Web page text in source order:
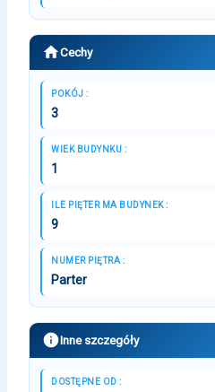
Cechy
POKÓJ :
3
WIEK BUDYNKU :
1
ILE PIĘTER MA BUDYNEK :
9
NUMER PIĘTRA :
Parter
Inne szczegóły
DOSTĘPNE OD :